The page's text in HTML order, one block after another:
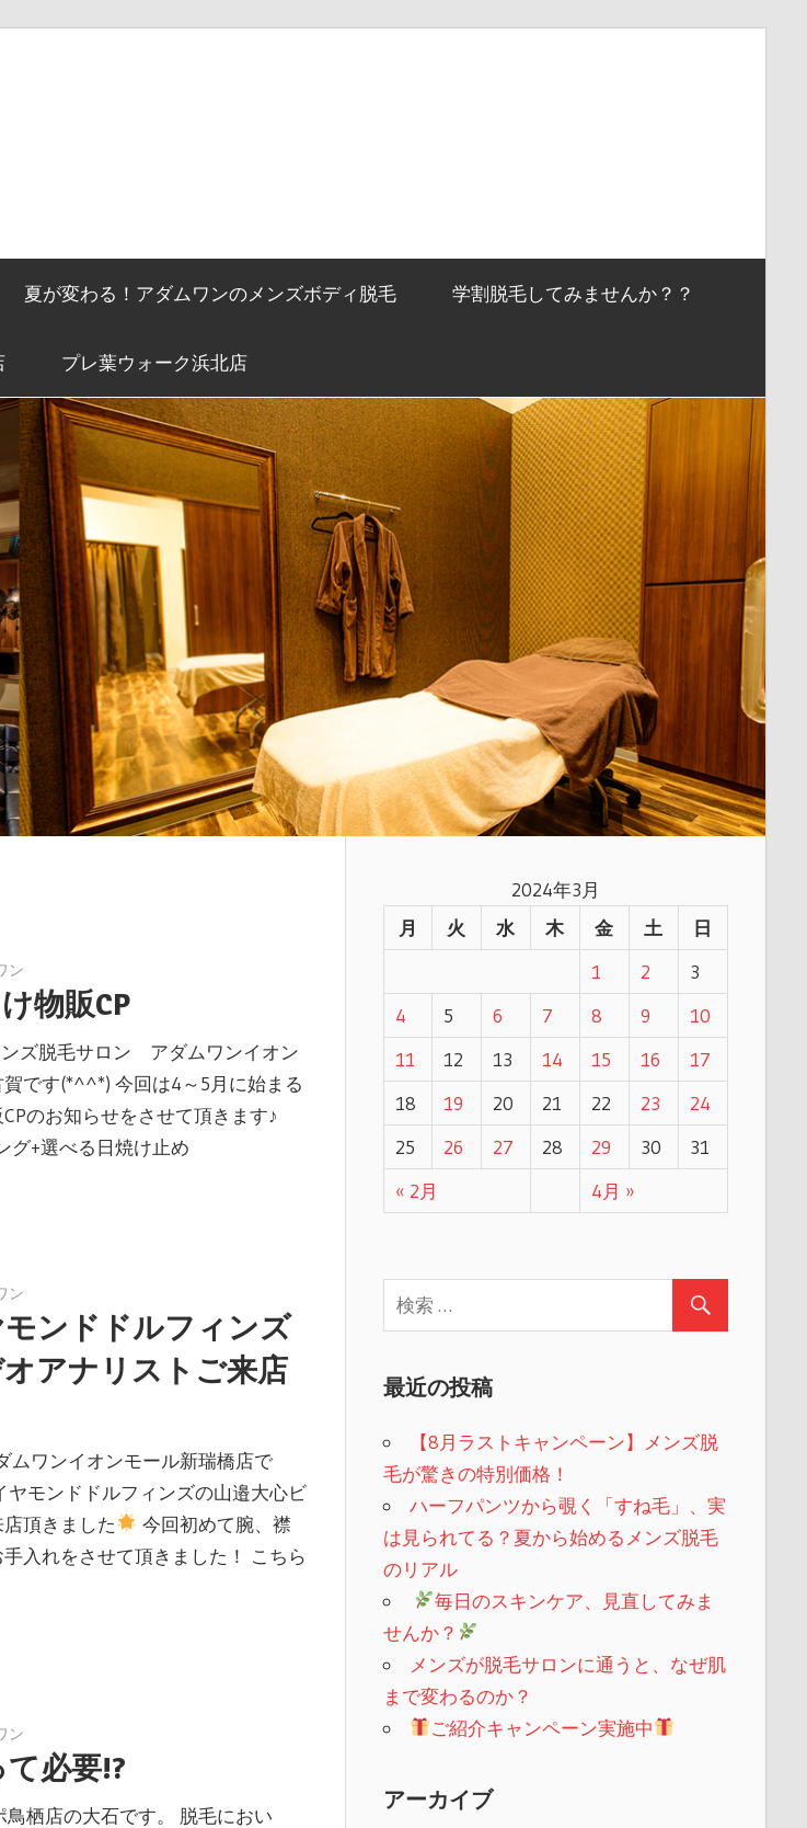
夏が変わる！アダムワンのメンズボディ脱毛 学割脱毛してみませんか？？
プレ葉ウォーク浜北店
ン
物販CP
ズ脱毛サロン アダムワンイオン
です(*^^*) 今回は4～5月に始まる
のお知らせをさせて頂きます♪
グ+選べる日焼け止め
ン
ンドドルフィンズ
アナリストご来店
ムワンイオンモール新瑞橋店で
ヤモンドドルフィンズの山邉大心ビ
頂きました
今回初めて腕、襟
入れをさせて頂きました！ こちら
ン
必要!?
鳥栖店の大石です。 脱毛におい
2024年3月
月
火 水 木 金 土 日
« 2月 4月 »
1 2
3
4
5 6 7 8 9
10
11
12 13 14 15 16
17
18
19 20 21 22 23
24
25
26 27 28 29 30 31
最近の投稿
【8月ラストキャンペーン】メンズ脱
毛が驚きの特別価格！
ハーフパンツから覗く「すね毛」、実
は見られてる？夏から始めるメンズ脱毛
のリアル
毎日のスキンケア、見直してみま
せんか？
メンズが脱毛サロンに通うと、なぜ肌
まで変わるのか？
ご紹介キャンペーン実施中
アーカイブ